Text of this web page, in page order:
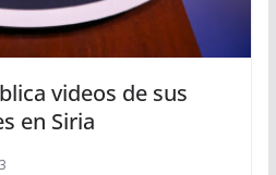
videos de sus
en Siria